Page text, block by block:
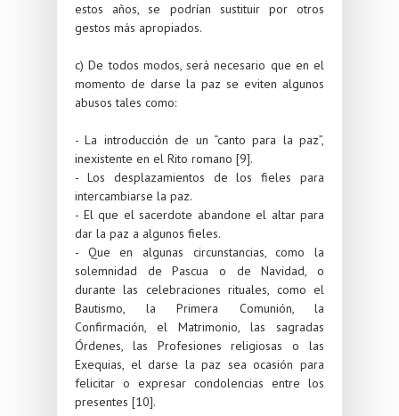
estos años, se podrían sustituir por otros
gestos más apropiados.
c) De todos modos, será necesario que en el
momento de darse la paz se eviten algunos
abusos tales como:
- La introducción de un “canto para la paz”,
inexistente en el Rito romano [9].
- Los desplazamientos de los fieles para
intercambiarse la paz.
- El que el sacerdote abandone el altar para
dar la paz a algunos fieles.
- Que en algunas circunstancias, como la
solemnidad de Pascua o de Navidad, o
durante las celebraciones rituales, como el
Bautismo, la Primera Comunión, la
Confirmación, el Matrimonio, las sagradas
Órdenes, las Profesiones religiosas o las
Exequias, el darse la paz sea ocasión para
felicitar o expresar condolencias entre los
presentes [10].